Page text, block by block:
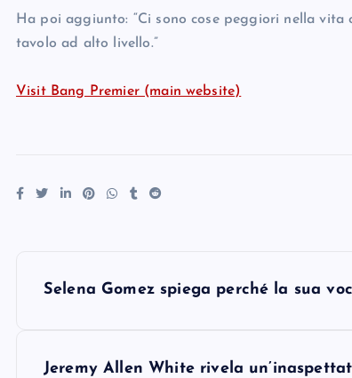
Ha poi aggiunto: “Ci sono cose peggiori nella
tavolo ad alto livello.”
Visit Bang Premier (main website)
Selena Gomez spiega perché la sua
Jeremy Allen White rivela